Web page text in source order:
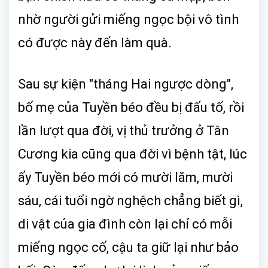
nhờ người gửi miếng ngọc bội vô tình
có được này đến làm quà.
Sau sự kiện "tháng Hai ngược dòng",
bố mẹ của Tuyền béo đều bị đấu tố, rồi
lần lượt qua đời, vị thủ trưởng ở Tân
Cương kia cũng qua đời vì bệnh tật, lúc
ấy Tuyền béo mới có mười lăm, mười
sáu, cái tuổi ngờ nghệch chẳng biết gì,
di vật của gia đình còn lại chỉ có mỗi
miếng ngọc cố, cậu ta giữ lại như bảo